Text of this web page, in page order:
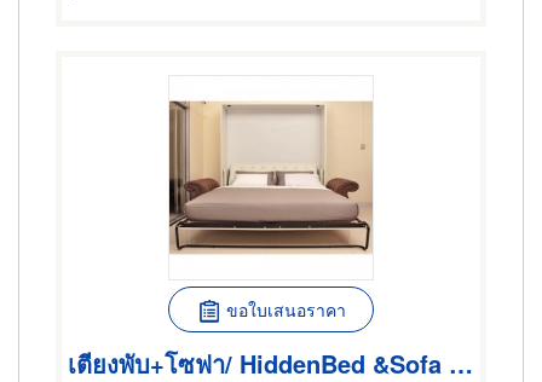
ขอใบเสนอราคา
เตียงพับ+โซฟา/ HiddenBed &Sofa / SF-150 U-Classy 5ft.+ Sofa